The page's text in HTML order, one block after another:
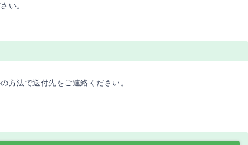
い。
方法で送付先をご連絡ください。